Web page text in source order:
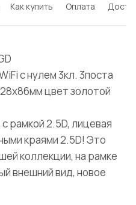
Как купить Оплата
с нулем 3кл. 3поста
цвет золотой
рамкой 2.5D, лицевая
краями 2.5D! Это
коллекции, на рамке
внешний вид, новое